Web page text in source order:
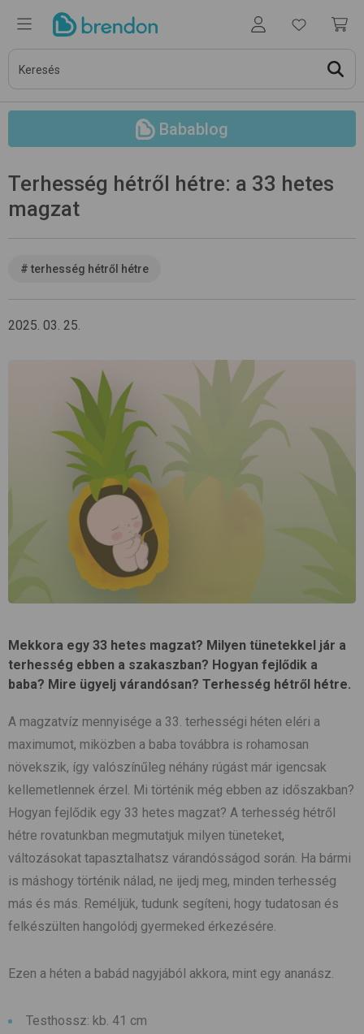
Babablog
Terhesség hétről hétre: a 33 hetes
magzat
# terhesség hétről hétre
2025. 03. 25.
Mekkora egy 33 hetes magzat? Milyen tünetekkel jár a
terhesség ebben a szakaszban? Hogyan fejlődik a
baba? Mire ügyelj várandósan? Terhesség hétről hétre.
A magzatvíz mennyisége a 33. terhességi héten eléri a
maximumot, miközben a baba továbbra is rohamosan
növekszik, így valószínűleg néhány rúgást már igencsak
kellemetlennek érzel. Mi történik még ebben az időszakban?
Hogyan fejlődik egy 33 hetes magzat? A terhesség hétről
hétre rovatunkban megmutatjuk milyen tüneteket,
változásokat tapasztalhatsz várandósságod során. Ha bármi
is máshogy történik nálad, ne ijedj meg, minden terhesség
más és más. Reméljük, tudunk segíteni, hogy tudatosan és
felkészülten hangolódj gyermeked érkezésére.
Ezen a héten a babád nagyjából akkora, mint egy ananász.
Testhossz: kb. 41 cm